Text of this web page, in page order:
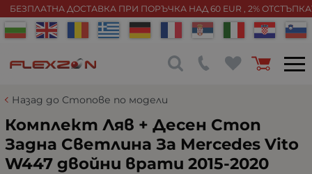
БЕЗПЛАТНА ДОСТАВКА ПРИ ПОРЪЧКА НАД 60 EUR , 2%
Назад до Стопове по модели
Комплект Ляв + Десен Стоп
Задна Светлина За Mercedes Vito
W447 двойни врати 2015-2020